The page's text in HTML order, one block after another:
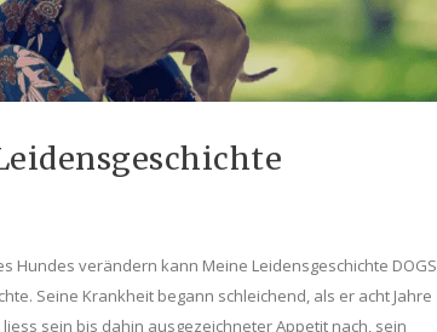
Hundes verändern kann Meine Leidensgeschichte DOGS
Seine Krankheit begann schleichend, als er acht Jahre
sein bis dahin ausgezeichneter Appetit nach, sein